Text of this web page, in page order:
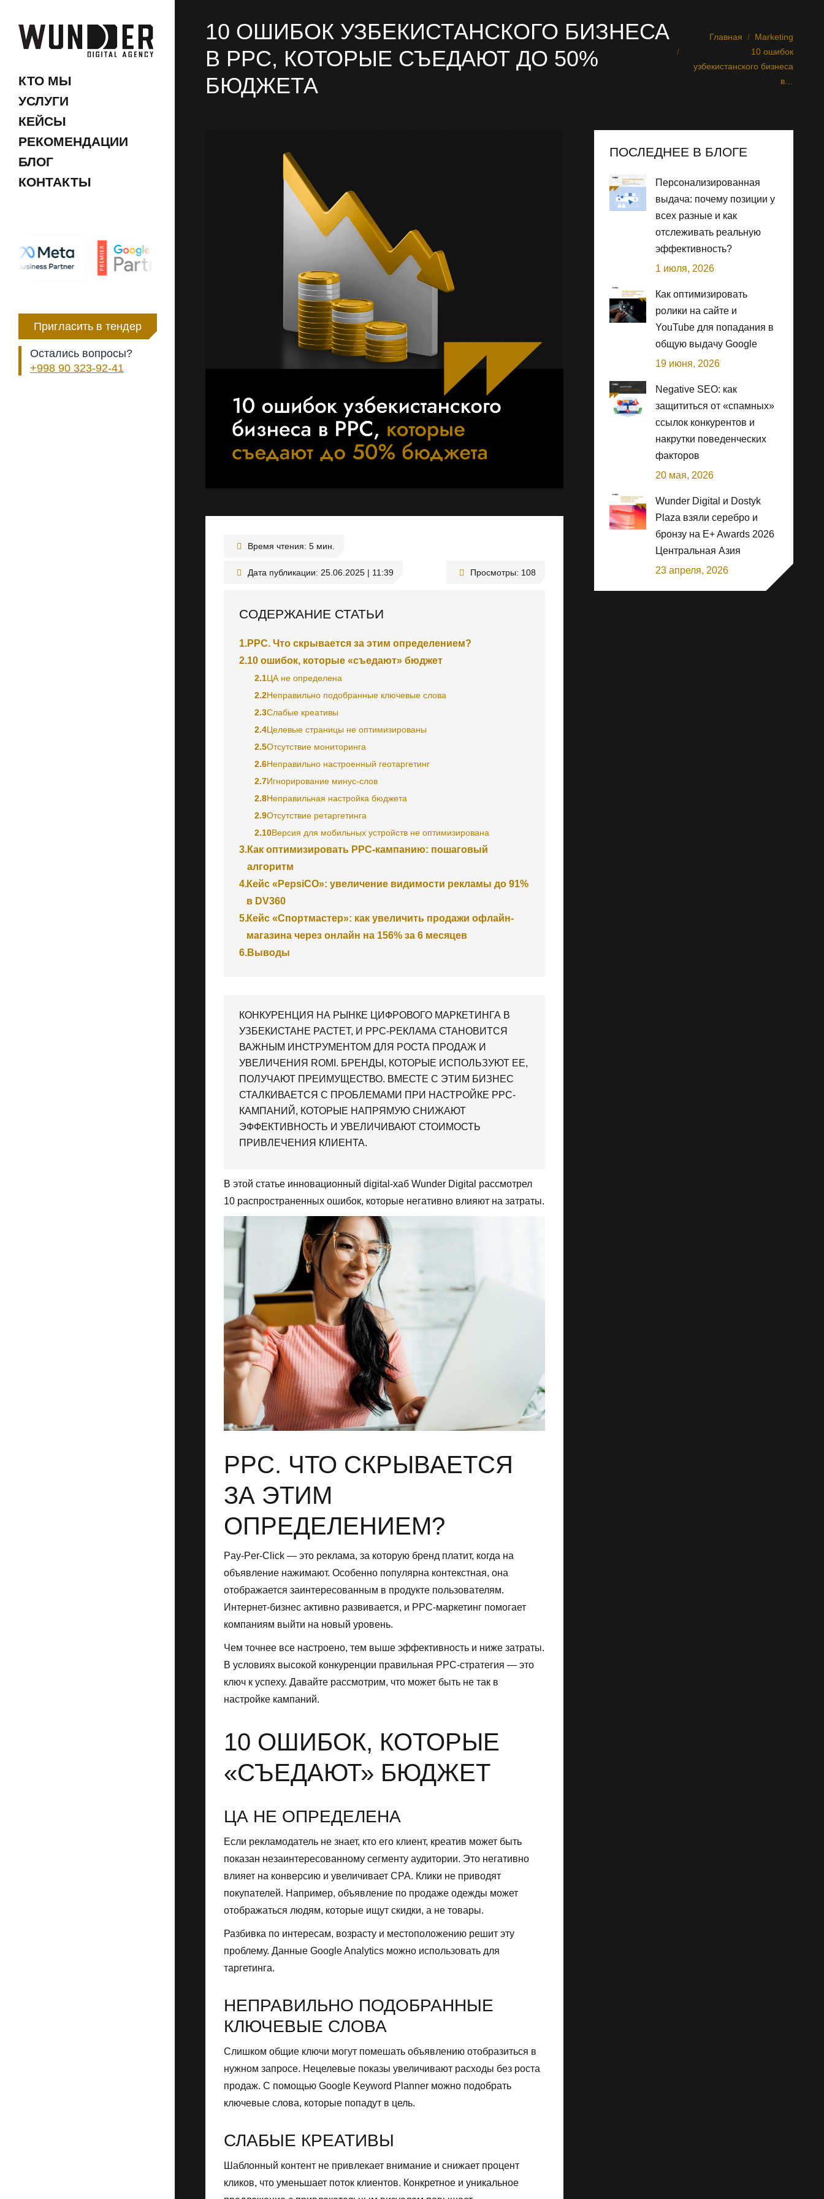
КТО МЫ
УСЛУГИ
КЕЙСЫ
РЕКОМЕНДАЦИИ
БЛОГ
КОНТАКТЫ
Пригласить в тендер
Остались вопросы?
+998 90 323-92-41
10 ОШИБОК УЗБЕКИСТАНСКОГО БИЗНЕСА
В PPC, КОТОРЫЕ СЪЕДАЮТ ДО 50%
БЮДЖЕТА
Вы здесь:Главная
Marketing
10 ошибок
узбекистанского бизнеса
в…
Время чтения:
Дата публикации: 25.06.2025 | 11:39 Просмотры: 108
СОДЕРЖАНИЕ СТАТЬИ
1.PPC. Что скрывается за этим определением?
2.10 ошибок, которые «съедают» бюджет
2.1ЦА не определена
2.2Неправильно подобранные ключевые слова
2.3Слабые креативы
2.4Целевые страницы не оптимизированы
2.5Отсутствие мониторинга
2.6Неправильно настроенный геотаргетинг
2.7Игнорирование минус-слов
2.8Неправильная настройка бюджета
2.9Отсутствие ретаргетинга
2.10Версия для мобильных устройств не оптимизирована
3.Как оптимизировать PPC-кампанию: пошаговый
алгоритм
4.Кейс «PepsiCO»: увеличение видимости рекламы до 91%
в DV360
5.Кейс «Спортмастер»: как увеличить продажи офлайн-
магазина через онлайн на 156% за 6 месяцев
6.Выводы
КОНКУРЕНЦИЯ НА РЫНКЕ ЦИФРОВОГО МАРКЕТИНГА В
УЗБЕКИСТАНЕ РАСТЕТ, И PPC-РЕКЛАМА СТАНОВИТСЯ
ВАЖНЫМ ИНСТРУМЕНТОМ ДЛЯ РОСТА ПРОДАЖ И
УВЕЛИЧЕНИЯ ROMI. БРЕНДЫ, КОТОРЫЕ ИСПОЛЬЗУЮТ ЕЕ,
ПОЛУЧАЮТ ПРЕИМУЩЕСТВО. ВМЕСТЕ С ЭТИМ БИЗНЕС
СТАЛКИВАЕТСЯ С ПРОБЛЕМАМИ ПРИ НАСТРОЙКЕ PPC-
КАМПАНИЙ, КОТОРЫЕ НАПРЯМУЮ СНИЖАЮТ
ЭФФЕКТИВНОСТЬ И УВЕЛИЧИВАЮТ СТОИМОСТЬ
ПРИВЛЕЧЕНИЯ КЛИЕНТА.
В этой статье инновационный digital-хаб Wunder Digital рассмотрел
10 распространенных ошибок, которые негативно влияют на затраты.
PPC. ЧТО СКРЫВАЕТСЯ
ЗА ЭТИМ
ОПРЕДЕЛЕНИЕМ?
Pay-Per-Click — это реклама, за которую бренд платит, когда на
объявление нажимают. Особенно популярна контекстная, она
отображается заинтересованным в продукте пользователям.
Интернет-бизнес активно развивается, и PPC-маркетинг помогает
компаниям выйти на новый уровень.
Чем точнее все настроено, тем выше эффективность и ниже затраты.
В условиях высокой конкуренции правильная PPC-стратегия — это
ключ к успеху. Давайте рассмотрим, что может быть не так в
настройке кампаний.
10 ОШИБОК, КОТОРЫЕ
«СЪЕДАЮТ» БЮДЖЕТ
ЦА НЕ ОПРЕДЕЛЕНА
Если рекламодатель не знает, кто его клиент, креатив может быть
показан незаинтересованному сегменту аудитории. Это негативно
влияет на конверсию и увеличивает CPA. Клики не приводят
покупателей. Например, объявление по продаже одежды может
отображаться людям, которые ищут скидки, а не товары.
Разбивка по интересам, возрасту и местоположению решит эту
проблему. Данные Google Analytics можно использовать для
таргетинга.
НЕПРАВИЛЬНО ПОДОБРАННЫЕ
КЛЮЧЕВЫЕ СЛОВА
Слишком общие ключи могут помешать объявлению отобразиться в
нужном запросе. Нецелевые показы увеличивают расходы без роста
продаж. С помощью Google Keyword Planner можно подобрать
ключевые слова, которые попадут в цель.
СЛАБЫЕ КРЕАТИВЫ
Шаблонный контент не привлекает внимание и снижает процент
кликов, что уменьшает поток клиентов. Конкретное и уникальное
ПОСЛЕДНЕЕ В БЛОГЕ
Персонализированная
выдача: почему позиции у
всех разные и как
отслеживать реальную
эффективность?
1 июля, 2026
Как оптимизировать
ролики на сайте и
YouTube для попадания в
общую выдачу Google
19 июня, 2026
Negative SEO: как
защититься от «спамных»
ссылок конкурентов и
накрутки поведенческих
факторов
20 мая, 2026
Wunder Digital и Dostyk
Plaza взяли серебро и
бронзу на E+ Awards 2026
Центральная Азия
23 апреля, 2026